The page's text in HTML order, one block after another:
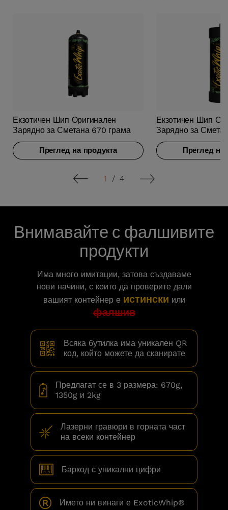
Екзотичен Шип Оригинален
Зарядно за Сметана 670 грама
Преглед на продукта
Екзотичен Шип
Зарядно за
Преглед на
1 / 4
Внимавайте с фалшивите
продукти
Има много имитации, затова създаваме
нови начини, с които да проверите дали
вашият контейнер е истински или
фалшив
Всяка бутилка има уникален QR
код, който можете да сканирате
Предлагат се в 3 размера: 670g,
1350g и 2kg
Лазерни гравюри в горната част
на всеки контейнер
Баркод с уникални цифри
Името ни винаги е ExoticWhip®